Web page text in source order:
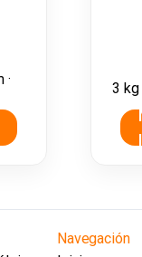
·
3 kg
Navegación